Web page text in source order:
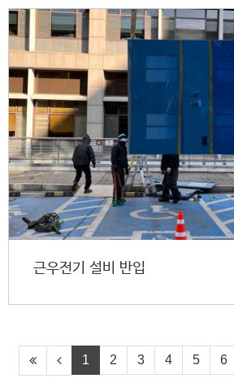
근우전기 설비 반입
1 2 3 4 5 6